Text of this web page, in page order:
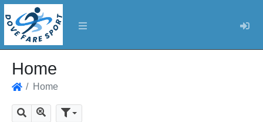
Home
Home
Cerca Mostra tutti i risultati
Parametri di ricerca